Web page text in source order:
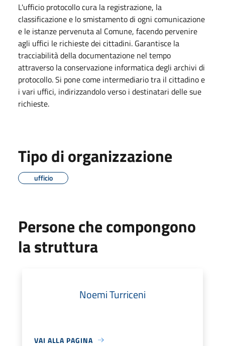
L'ufficio protocollo cura la registrazione, la
classificazione e lo smistamento di ogni comunicazione
e le istanze pervenuta al Comune, facendo pervenire
agli uffici le richieste dei cittadini. Garantisce la
tracciabilità della documentazione nel tempo
attraverso la conservazione informatica degli archivi di
protocollo. Si pone come intermediario tra il cittadino e
i vari uffici, indirizzandolo verso i destinatari delle sue
richieste.
Tipo di organizzazione
ufficio
Persone che compongono
la struttura
Noemi Turriceni
VAI ALLA PAGINA